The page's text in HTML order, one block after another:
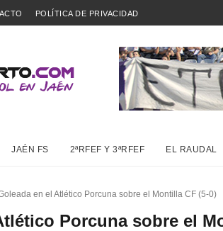
POLÍTICA DE PRIVACIDAD
JAÉN FS 2ªRFEF Y 3ªRFEF EL RAUDAL
en el Atlético Porcuna sobre el Montilla CF (5-0)
Porcuna sobre el